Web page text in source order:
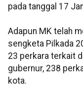
pada tanggal 17
Adapun MK telah
sengketa Pilkada
23 perkara terkait
gubernur, 238
kota.